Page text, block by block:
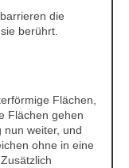
die
berührt.
Flächen,
Flächen gehen
weiter, und
ohne in eine